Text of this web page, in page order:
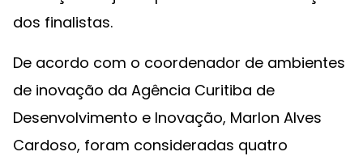
dos finalistas.
De acordo com o coordenador de ambientes
de inovação da Agência Curitiba de
Desenvolvimento e Inovação, Marlon Alves
Cardoso, foram consideradas quatro